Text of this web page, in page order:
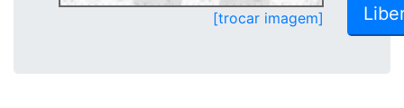
[trocar imagem]